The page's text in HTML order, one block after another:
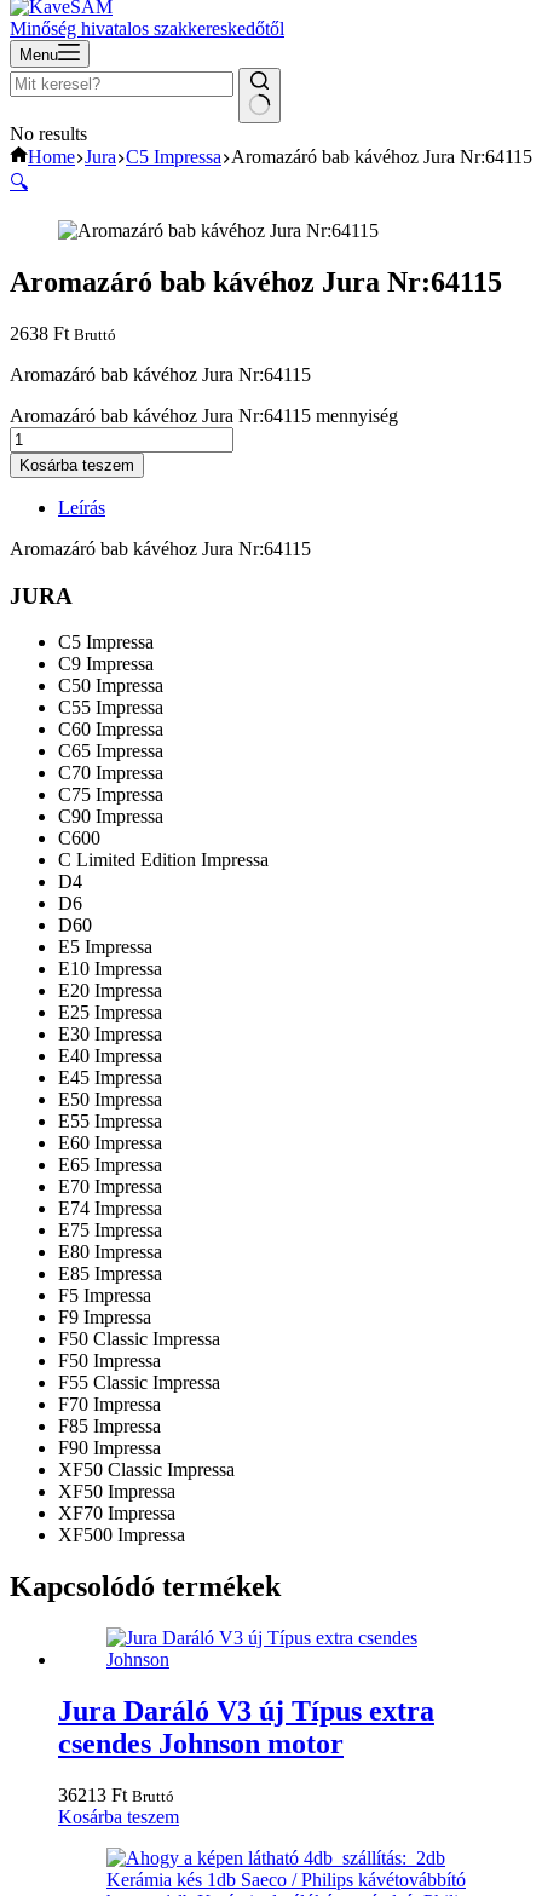
Minőség hivatalos szakkereskedőtől
Menu
No results
Home Jura C5 Impressa Aromazáró bab kávéhoz Jura Nr:64115
🔍
Aromazáró bab kávéhoz Jura Nr:64115
2638 Ft Bruttó
Aromazáró bab kávéhoz Jura Nr:64115
Aromazáró bab kávéhoz Jura Nr:64115 mennyiség
Kosárba teszem
Leírás
Aromazáró bab kávéhoz Jura Nr:64115
JURA
C5 Impressa
C9 Impressa
C50 Impressa
C55 Impressa
C60 Impressa
C65 Impressa
C70 Impressa
C75 Impressa
C90 Impressa
C600
C Limited Edition Impressa
D4
D6
D60
E5 Impressa
E10 Impressa
E20 Impressa
E25 Impressa
E30 Impressa
E40 Impressa
E45 Impressa
E50 Impressa
E55 Impressa
E60 Impressa
E65 Impressa
E70 Impressa
E74 Impressa
E75 Impressa
E80 Impressa
E85 Impressa
F5 Impressa
F9 Impressa
F50 Classic Impressa
F50 Impressa
F55 Classic Impressa
F70 Impressa
F85 Impressa
F90 Impressa
XF50 Classic Impressa
XF50 Impressa
XF70 Impressa
XF500 Impressa
Kapcsolódó termékek
Jura Daráló V3 új Típus extra
csendes Johnson motor
36213 Ft Bruttó
Kosárba teszem